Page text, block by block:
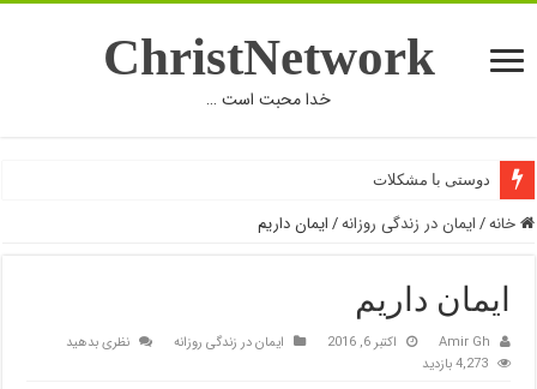
ChristNetwork
خدا محبت است …
دوستی با مشکلات
خانه/ایمان در زندگی روزانه/ایمان داریم
ایمان داریم
Amir Gh اکتبر 6, 2016 ایمان در زندگی روزانه
نظری بدهید
4,273 بازدید